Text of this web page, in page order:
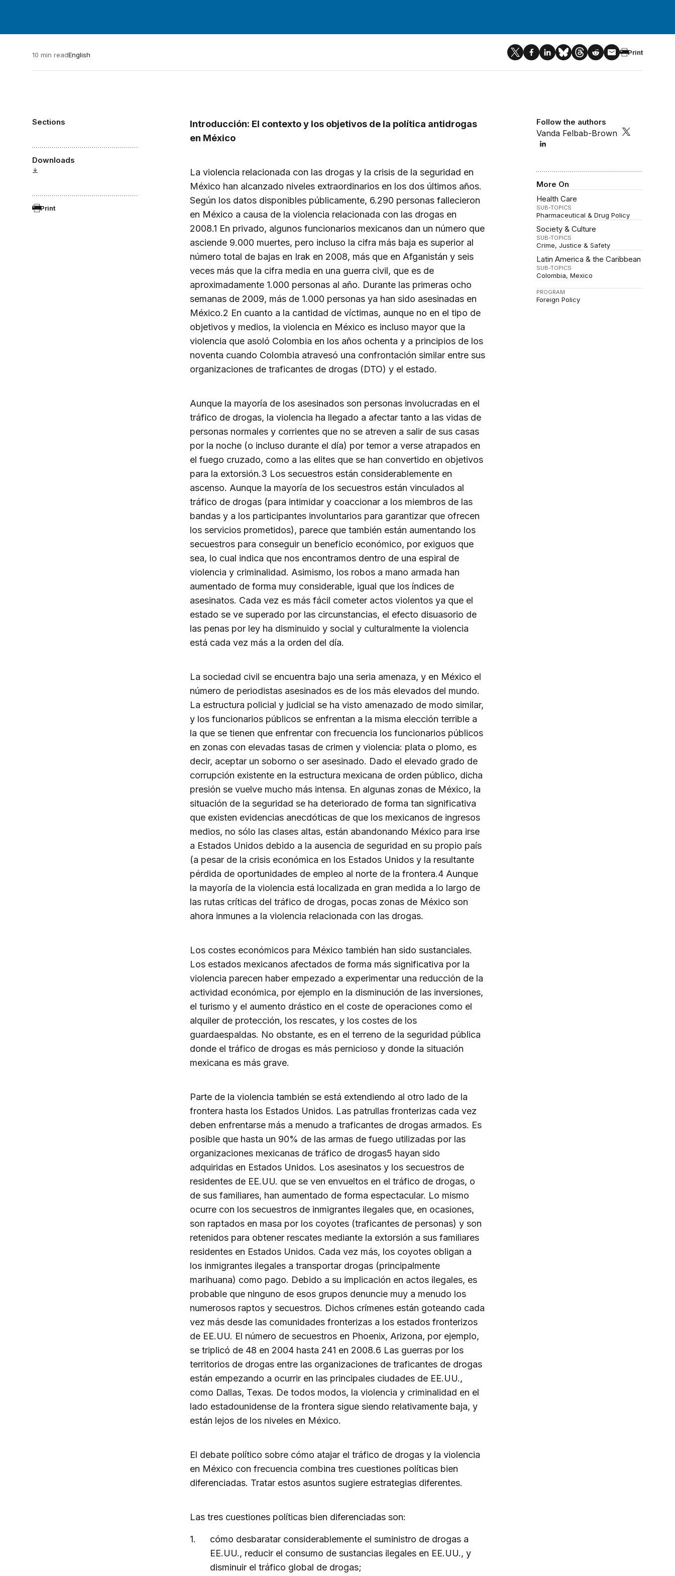
10 min readEnglish Print
Sections
Downloads
Print
Follow the authors
Vanda Felbab-Brown
More On
Health Care
SUB-TOPICS
Pharmaceutical & Drug Policy
Society & Culture
SUB-TOPICS
Crime, Justice & Safety
Latin America & the Caribbean
SUB-TOPICS
Colombia Mexico
PROGRAM
Foreign Policy
Introducción: El contexto y los objetivos de la política antidrogas
en México
La violencia relacionada con las drogas y la crisis de la seguridad en
México han alcanzado niveles extraordinarios en los dos últimos años.
Según los datos disponibles públicamente, 6.290 personas fallecieron
en México a causa de la violencia relacionada con las drogas en
2008.1 En privado, algunos funcionarios mexicanos dan un número que
asciende 9.000 muertes, pero incluso la cifra más baja es superior al
número total de bajas en Irak en 2008, más que en Afganistán y seis
veces más que la cifra media en una guerra civil, que es de
aproximadamente 1.000 personas al año. Durante las primeras ocho
semanas de 2009, más de 1.000 personas ya han sido asesinadas en
México.2 En cuanto a la cantidad de víctimas, aunque no en el tipo de
objetivos y medios, la violencia en México es incluso mayor que la
violencia que asoló Colombia en los años ochenta y a principios de los
noventa cuando Colombia atravesó una confrontación similar entre sus
organizaciones de traficantes de drogas (DTO) y el estado.
Aunque la mayoría de los asesinados son personas involucradas en el
tráfico de drogas, la violencia ha llegado a afectar tanto a las vidas de
personas normales y corrientes que no se atreven a salir de sus casas
por la noche (o incluso durante el día) por temor a verse atrapados en
el fuego cruzado, como a las elites que se han convertido en objetivos
para la extorsión.3 Los secuestros están considerablemente en
ascenso. Aunque la mayoría de los secuestros están vinculados al
tráfico de drogas (para intimidar y coaccionar a los miembros de las
bandas y a los participantes involuntarios para garantizar que ofrecen
los servicios prometidos), parece que también están aumentando los
secuestros para conseguir un beneficio económico, por exiguos que
sea, lo cual indica que nos encontramos dentro de una espiral de
violencia y criminalidad. Asimismo, los robos a mano armada han
aumentado de forma muy considerable, igual que los índices de
asesinatos. Cada vez es más fácil cometer actos violentos ya que el
estado se ve superado por las circunstancias, el efecto disuasorio de
las penas por ley ha disminuido y social y culturalmente la violencia
está cada vez más a la orden del día.
La sociedad civil se encuentra bajo una seria amenaza, y en México el
número de periodistas asesinados es de los más elevados del mundo.
La estructura policial y judicial se ha visto amenazado de modo similar,
y los funcionarios públicos se enfrentan a la misma elección terrible a
la que se tienen que enfrentar con frecuencia los funcionarios públicos
en zonas con elevadas tasas de crimen y violencia: plata o plomo, es
decir, aceptar un soborno o ser asesinado. Dado el elevado grado de
corrupción existente en la estructura mexicana de orden público, dicha
presión se vuelve mucho más intensa. En algunas zonas de México, la
situación de la seguridad se ha deteriorado de forma tan significativa
que existen evidencias anecdóticas de que los mexicanos de ingresos
medios, no sólo las clases altas, están abandonando México para irse
a Estados Unidos debido a la ausencia de seguridad en su propio país
(a pesar de la crisis económica en los Estados Unidos y la resultante
pérdida de oportunidades de empleo al norte de la frontera.4 Aunque
la mayoría de la violencia está localizada en gran medida a lo largo de
las rutas críticas del tráfico de drogas, pocas zonas de México son
ahora inmunes a la violencia relacionada con las drogas.
Los costes económicos para México también han sido sustanciales.
Los estados mexicanos afectados de forma más significativa por la
violencia parecen haber empezado a experimentar una reducción de la
actividad económica, por ejemplo en la disminución de las inversiones,
el turismo y el aumento drástico en el coste de operaciones como el
alquiler de protección, los rescates, y los costes de los
guardaespaldas. No obstante, es en el terreno de la seguridad pública
donde el tráfico de drogas es más pernicioso y donde la situación
mexicana es más grave.
Parte de la violencia también se está extendiendo al otro lado de la
frontera hasta los Estados Unidos. Las patrullas fronterizas cada vez
deben enfrentarse más a menudo a traficantes de drogas armados. Es
posible que hasta un 90% de las armas de fuego utilizadas por las
organizaciones mexicanas de tráfico de drogas5 hayan sido
adquiridas en Estados Unidos. Los asesinatos y los secuestros de
residentes de EE.UU. que se ven envueltos en el tráfico de drogas, o
de sus familiares, han aumentado de forma espectacular. Lo mismo
ocurre con los secuestros de inmigrantes ilegales que, en ocasiones,
son raptados en masa por los coyotes (traficantes de personas) y son
retenidos para obtener rescates mediante la extorsión a sus familiares
residentes en Estados Unidos. Cada vez más, los coyotes obligan a
los inmigrantes ilegales a transportar drogas (principalmente
marihuana) como pago. Debido a su implicación en actos ilegales, es
probable que ninguno de esos grupos denuncie muy a menudo los
numerosos raptos y secuestros. Dichos crímenes están goteando cada
vez más desde las comunidades fronterizas a los estados fronterizos
de EE.UU. El número de secuestros en Phoenix, Arizona, por ejemplo,
se triplicó de 48 en 2004 hasta 241 en 2008.6 Las guerras por los
territorios de drogas entre las organizaciones de traficantes de drogas
están empezando a ocurrir en las principales ciudades de EE.UU.,
como Dallas, Texas. De todos modos, la violencia y criminalidad en el
lado estadounidense de la frontera sigue siendo relativamente baja, y
están lejos de los niveles en México.
El debate político sobre cómo atajar el tráfico de drogas y la violencia
en México con frecuencia combina tres cuestiones políticas bien
diferenciadas. Tratar estos asuntos sugiere estrategias diferentes.
Las tres cuestiones políticas bien diferenciadas son:
cómo desbaratar considerablemente el suministro de drogas a
EE.UU., reducir el consumo de sustancias ilegales en EE.UU., y
disminuir el tráfico global de drogas;